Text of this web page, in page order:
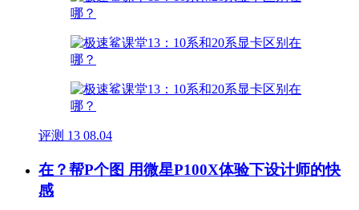
评测 13 08.04
在？帮P个图 用微星P100X体验下设计师的快
感